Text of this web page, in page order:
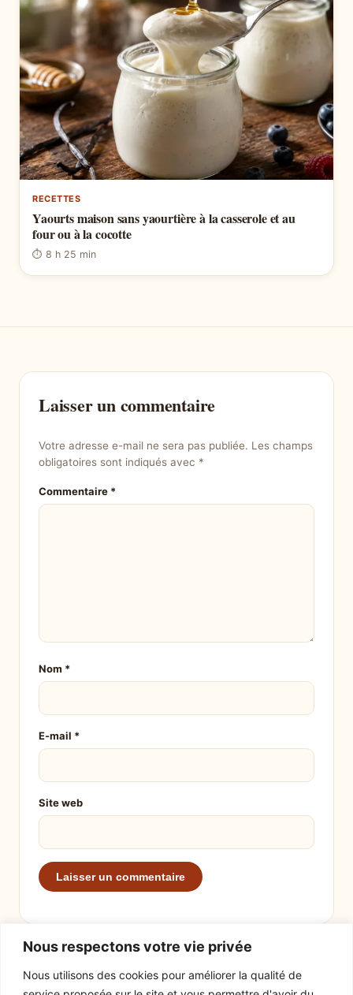
Nous respectons votre vie privée
Nous utilisons des cookies pour améliorer la qualité de
RECETTES
Yaourts maison sans yaourtière à la casserole et au
four ou à la cocotte
⏱ 8 h 25 min
Laisser un commentaire
Votre adresse e-mail ne sera pas publiée. Les champs
obligatoires sont indiqués avec *
Commentaire *
Nom *
E-mail *
Site web